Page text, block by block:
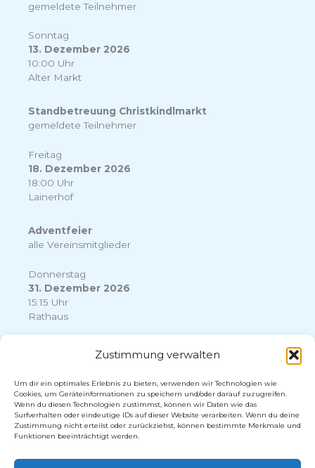
Zustimmung verwalten
Um dir ein optimales Erlebnis zu bieten, verwenden wir Technologien wie
Cookies, um Geräteinformationen zu speichern und/oder darauf zuzugreifen.
Wenn du diesen Technologien zustimmst, können wir Daten wie das
Surfverhalten oder eindeutige IDs auf dieser Website verarbeiten. Wenn du deine
Zustimmung nicht erteilst oder zurückziehst, können bestimmte Merkmale und
Funktionen beeinträchtigt werden.
gemeldete Teilnehmer
Sonntag
13. Dezember 2026
10:00 Uhr
Alter Markt
Standbetreuung Christkindlmarkt
gemeldete Teilnehmer
Freitag
18. Dezember 2026
18:00 Uhr
Lainerhof
Adventfeier
alle Vereinsmitglieder
Donnerstag
31. Dezember 2026
15:15 Uhr
Rathaus
Silvester Sternschießen
uniformiertes Corps mit Falconett